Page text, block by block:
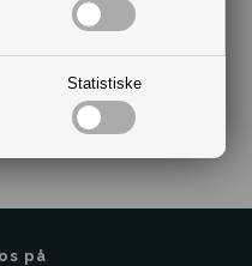
Statistiske
på